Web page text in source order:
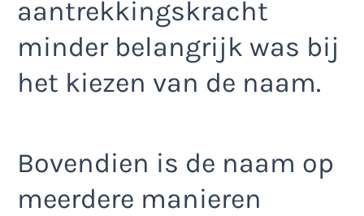
aantrekkingskracht
minder belangrijk was bij
het kiezen van de naam.
Bovendien is de naam op
meerdere manieren